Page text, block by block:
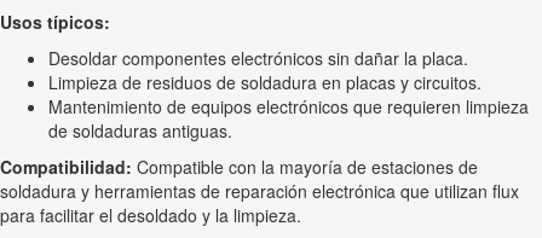
Usos típicos:
Desoldar componentes electrónicos sin dañar la placa.
Limpieza de residuos de soldadura en placas y circuitos.
Mantenimiento de equipos electrónicos que requieren limpieza
de soldaduras antiguas.
Compatibilidad: Compatible con la mayoría de estaciones de
soldadura y herramientas de reparación electrónica que utilizan flux
para facilitar el desoldado y la limpieza.